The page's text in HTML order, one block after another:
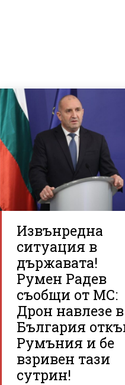
Извънредна
ситуация в
държавата!
Румен Радев
съобщи от МС:
Дрон навлезе в
България
Румъния и бе
взривен тази
сутрин!